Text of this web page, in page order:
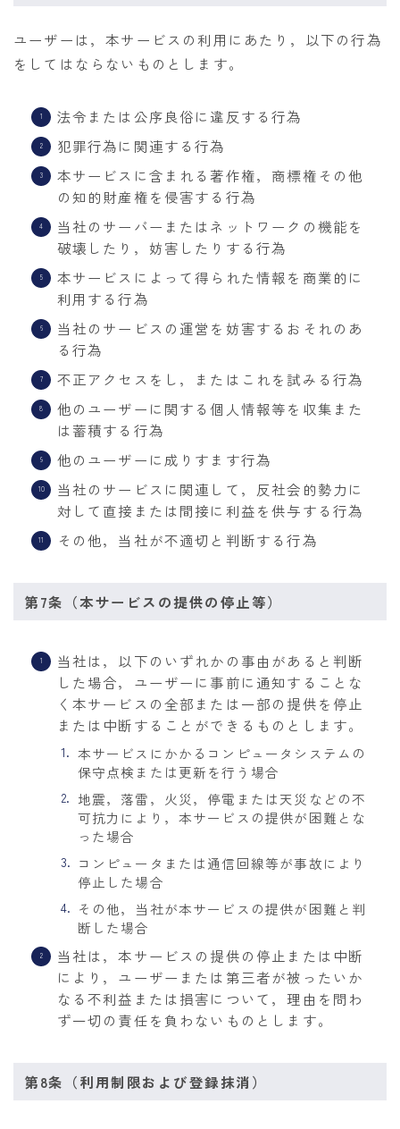
ユーザーは，本サービスの利用にあたり，以下の行為
をしてはならないものとします。
法令または公序良俗に違反する行為
犯罪行為に関連する行為
本サービスに含まれる著作権，商標権その他
の知的財産権を侵害する行為
当社のサーバーまたはネットワークの機能を
破壊したり，妨害したりする行為
本サービスによって得られた情報を商業的に
利用する行為
当社のサービスの運営を妨害するおそれのあ
る行為
不正アクセスをし，またはこれを試みる行為
他のユーザーに関する個人情報等を収集また
は蓄積する行為
他のユーザーに成りすます行為
当社のサービスに関連して，反社会的勢力に
対して直接または間接に利益を供与する行為
その他，当社が不適切と判断する行為
第7条（本サービスの提供の停止等）
当社は，以下のいずれかの事由があると判断
した場合，ユーザーに事前に通知することな
く本サービスの全部または一部の提供を停止
または中断することができるものとします。
本サービスにかかるコンピュータシステムの
保守点検または更新を行う場合
地震，落雷，火災，停電または天災などの不
可抗力により，本サービスの提供が困難とな
った場合
コンピュータまたは通信回線等が事故により
停止した場合
その他，当社が本サービスの提供が困難と判
断した場合
当社は，本サービスの提供の停止または中断
により，ユーザーまたは第三者が被ったいか
なる不利益または損害について，理由を問わ
ず一切の責任を負わないものとします。
第8条（利用制限および登録抹消）